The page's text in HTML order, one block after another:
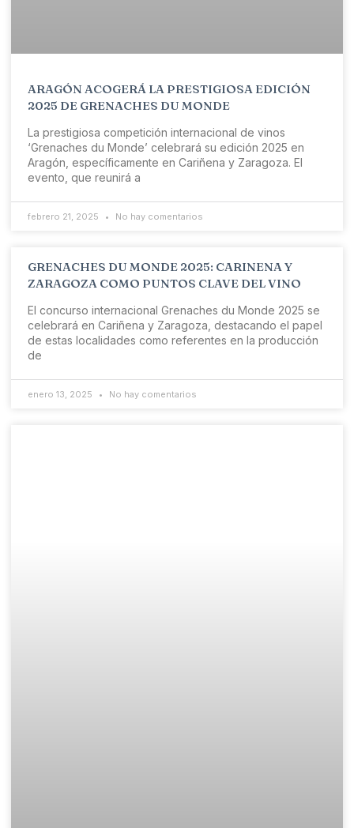
ARAGÓN ACOGERÁ LA PRESTIGIOSA EDICIÓN
2025 DE GRENACHES DU MONDE
La prestigiosa competición internacional de vinos
‘Grenaches du Monde’ celebrará su edición 2025 en
Aragón, específicamente en Cariñena y Zaragoza. El
evento, que reunirá a
febrero 21, 2025 No hay comentarios
GRENACHES DU MONDE 2025: CARINENA Y
ZARAGOZA COMO PUNTOS CLAVE DEL VINO
El concurso internacional Grenaches du Monde 2025 se
celebrará en Cariñena y Zaragoza, destacando el papel
de estas localidades como referentes en la producción
de
enero 13, 2025 No hay comentarios